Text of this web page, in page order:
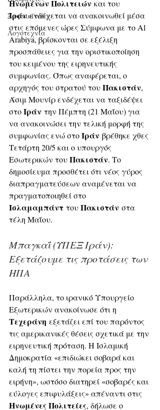
Ξαφνικίτιδες
Λογοτεχνία
Ηνωμένων Πολιτειών και του
Ιράν ενδέχεται να ανακοινωθεί μέσα
στις επόμενες ώρες Σύμφωνα με το Al
Arabiya, βρίσκονται σε εξέλιξη
προσπάθειες για την οριστικοποίηση
του κειμένου της ειρηνευτικής
συμφωνίας. Όπως αναφέρεται, ο
αρχηγός του στρατού του Πακιστάν,
Άσιμ Μουνίρ ενδέχεται να ταξιδέψει
στο Ιράν την Πέμπτη (21 Μαΐου) για
να ανακοινώσει την τελική μορφή της
συμφωνίας ενώ στο Ιράν βρέθηκε χθες
Τετάρτη 20/5 και ο υπουργός
Εσωτερικών του Πακιστάν. Το
δημοσίευμα προσθέτει ότι νέος γύρος
διαπραγματεύσεων αναμένεται να
πραγματοποιηθεί στο
Ισλαμαμπάντ του Πακιστάν στα
τέλη Μαΐου.
Μπαγκαΐ (ΥΠΕΞ Ιράν):
Εξετάζουμε τις προτάσεις των
ΗΠΑ
Παράλληλα, το ιρανικό Υπουργείο
Εξωτερικών ανακοίνωσε ότι η
Τεχεράνη εξετάζει επί του παρόντος
τις αμερικανικές θέσεις σχετικά με την
ειρηνευτική πρόταση. Η Ισλαμική
Δημοκρατία «επιδιώκει σοβαρά και
καλή τη πίστει την πορεία προς την
ειρήνη», ωστόσο διατηρεί «σοβαρές και
εύλογες επιφυλάξεις» απέναντι στις
Ηνωμένες Πολιτείες, δήλωσε o